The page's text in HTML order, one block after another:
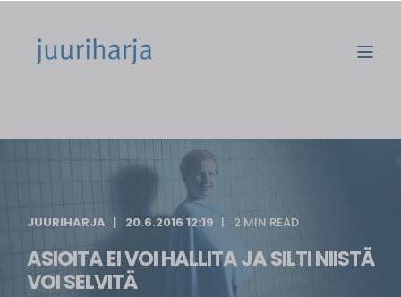
JUURIHARJA 20.6.2016 12:19 2 MIN READ
ASIOITA EI VOI HALLITA JA SILTI NIISTÄ
VOI SELVITÄ